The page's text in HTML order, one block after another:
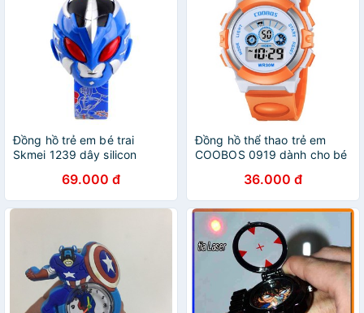
Đồng hồ trẻ em bé trai
Skmei 1239 dây silicon
69.000 đ
Đồng hồ thể thao trẻ em
COOBOS 0919 dành cho bé
36.000 đ